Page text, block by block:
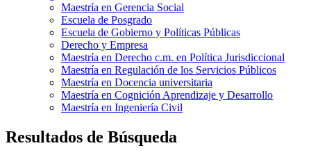
Maestría en Gerencia Social
Escuela de Posgrado
Escuela de Gobierno y Políticas Públicas
Derecho y Empresa
Maestría en Derecho c.m. en Política Jurisdiccional
Maestría en Regulación de los Servicios Públicos
Maestría en Docencia universitaria
Maestría en Cognición Aprendizaje y Desarrollo
Maestría en Ingeniería Civil
Resultados de Búsqueda